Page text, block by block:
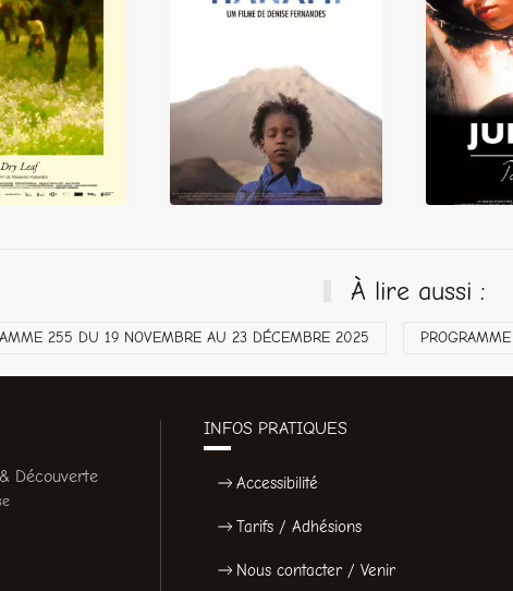
À lire aussi :
255 DU 19 NOVEMBRE AU 23 DÉCEMBRE 2025
Découverte
INFOS PRATIQUES
Accessibilité
Tarifs / Adhésions
Nous contacter / Venir